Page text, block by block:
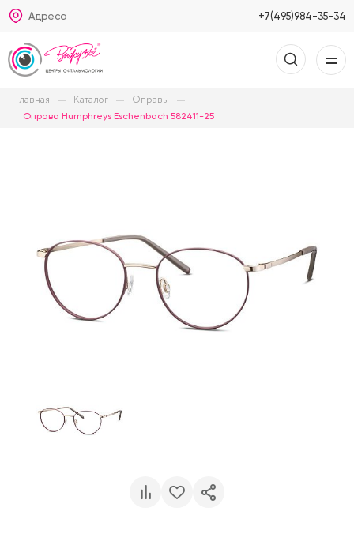
Адреса +7(495)984-35-34
Главная Каталог Оправы
Оправа Humphreys Eschenbach 582411-25